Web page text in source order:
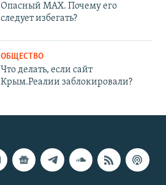
Опасный MAX. Почему его
следует избегать?
ОБЩЕСТВО
Что делать, если сайт
Крым.Реалии заблокировали?